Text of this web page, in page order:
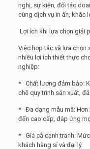
nghị, sự kiện, đối tác
cùng dịch vụ in ấn, khắc
Lợi ích khi lựa chọn giải
Việc hợp tác và lựa chọn
nhiều lợi ích thiết thực
nghiệp:
* Chất lượng đảm bảo:
chẽ quy trình sản xuất,
* Đa dạng mẫu mã: Hơn
đến cao cấp, đáp ứng
* Giá cả cạnh tranh:
khách hàng sỉ và đại lý.